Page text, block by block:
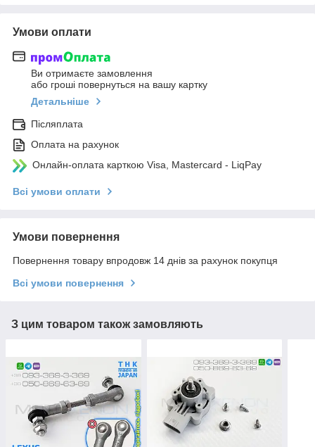
Умови оплати
Ви отримаєте замовлення
або гроші повернуться на вашу картку
Детальніше
Післяплата
Оплата на рахунок
Онлайн-оплата карткою Visa, Mastercard - LiqPay
Всі умови оплати
Умови повернення
Повернення товару впродовж 14 днів за рахунок покупця
Всі умови повернення
З цим товаром також замовляють